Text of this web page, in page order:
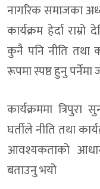
नागरिक समाजका
कार्यक्रम हेर्दा
कुनै पनि नीति तथा
रूपमा स्पष्ठ हुनु पर्नेमा
कार्यक्रममा
घर्तीले नीति तथा
आवश्यकताको
बताउनु भयो